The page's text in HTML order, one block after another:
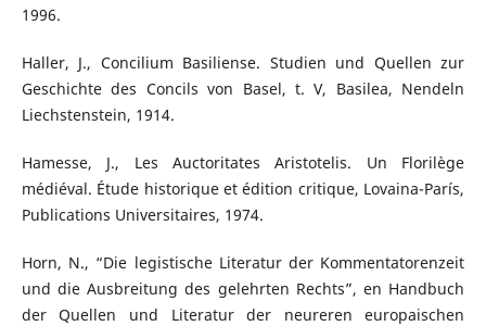
1996.
Haller, J., Concilium Basiliense. Studien und Quellen zur
Geschichte des Concils von Basel, t. V, Basilea, Nendeln
Liechstenstein, 1914.
Hamesse, J., Les Auctoritates Aristotelis. Un Florilège
médiéval. Étude historique et édition critique, Lovaina-París,
Publications Universitaires, 1974.
Horn, N., “Die legistische Literatur der Kommentatorenzeit
und die Ausbreitung des gelehrten Rechts”, en Handbuch
der Quellen und Literatur der neureren europaischen